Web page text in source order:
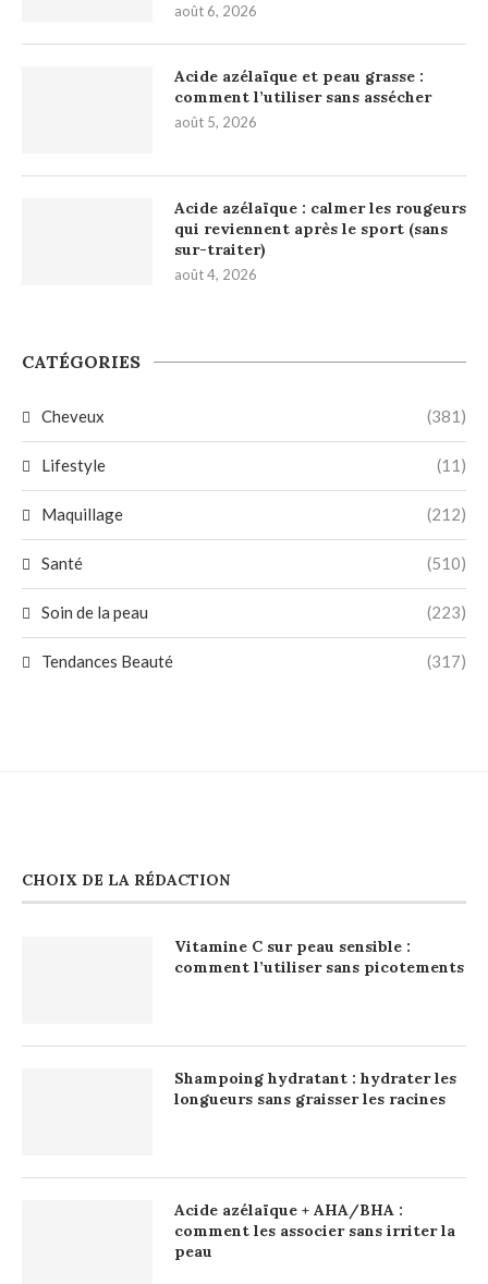
août 6, 2026
Acide azélaïque et peau grasse :
comment l’utiliser sans assécher
août 5, 2026
Acide azélaïque : calmer les rougeurs
qui reviennent après le sport (sans
sur-traiter)
août 4, 2026
CATÉGORIES
Cheveux (381)
Lifestyle (11)
Maquillage (212)
Santé (510)
Soin de la peau (223)
Tendances Beauté (317)
CHOIX DE LA RÉDACTION
Vitamine C sur peau sensible :
comment l’utiliser sans picotements
Shampoing hydratant : hydrater les
longueurs sans graisser les racines
Acide azélaïque + AHA/BHA :
comment les associer sans irriter la
peau